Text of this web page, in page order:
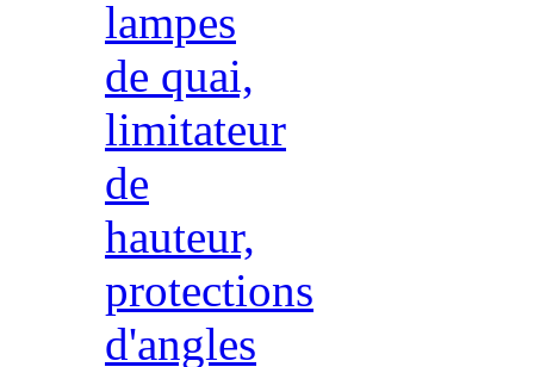
lampes
de quai,
limitateur
de
hauteur,
protections
d'angles